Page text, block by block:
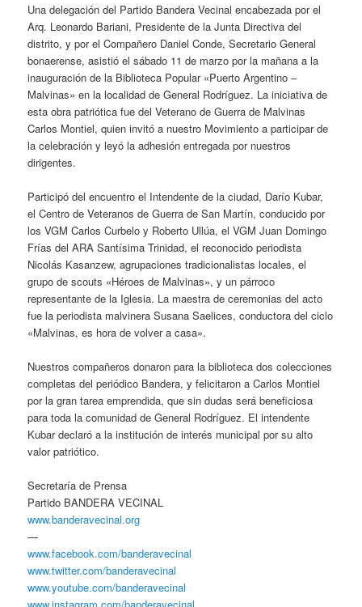
Una delegación del Partido Bandera Vecinal encabezada por el
Arq. Leonardo Bariani, Presidente de la Junta Directiva del
distrito, y por el Compañero Daniel Conde, Secretario General
bonaerense, asistió el sábado 11 de marzo por la mañana a la
inauguración de la Biblioteca Popular «Puerto Argentino –
Malvinas» en la localidad de General Rodríguez. La iniciativa de
esta obra patriótica fue del Veterano de Guerra de Malvinas
Carlos Montiel, quien invitó a nuestro Movimiento a participar de
la celebración y leyó la adhesión entregada por nuestros
dirigentes.
Participó del encuentro el Intendente de la ciudad, Darío Kubar,
el Centro de Veteranos de Guerra de San Martín, conducido por
los VGM Carlos Curbelo y Roberto Ullúa, el VGM Juan Domingo
Frías del ARA Santísima Trinidad, el reconocido periodista
Nicolás Kasanzew, agrupaciones tradicionalistas locales, el
grupo de scouts «Héroes de Malvinas», y un párroco
representante de la Iglesia. La maestra de ceremonias del acto
fue la periodista malvinera Susana Saelices, conductora del ciclo
«Malvinas, es hora de volver a casa».
Nuestros compañeros donaron para la biblioteca dos colecciones
completas del periódico Bandera, y felicitaron a Carlos Montiel
por la gran tarea emprendida, que sin dudas será beneficiosa
para toda la comunidad de General Rodríguez. El intendente
Kubar declaró a la institución de interés municipal por su alto
valor patriótico.
Secretaría de Prensa
Partido BANDERA VECINAL
www.banderavecinal.org
—
www.facebook.com/banderavecinal
www.twitter.com/banderavecinal
www.youtube.com/banderavecinal